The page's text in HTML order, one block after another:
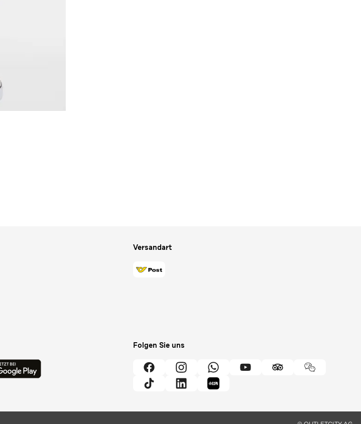
Versandart
Folgen Sie uns